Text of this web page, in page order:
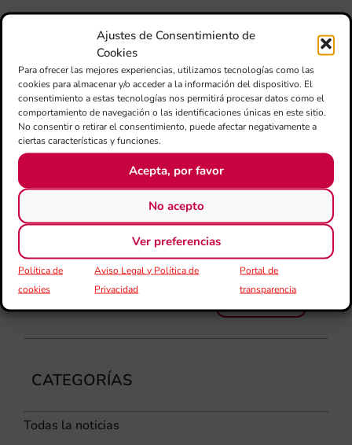
Ajustes de Consentimiento de
Cookies
Para ofrecer las mejores experiencias, utilizamos tecnologías como las
cookies para almacenar y/o acceder a la información del dispositivo. El
consentimiento a estas tecnologías nos permitirá procesar datos como el
comportamiento de navegación o las identificaciones únicas en este sitio.
No consentir o retirar el consentimiento, puede afectar negativamente a
ciertas características y funciones.
Acepta, por favor
No acepto
Ver preferencias
Política de
cookies
Aviso Legal y Política de
Privacidad
Portal de
transparencia
80
CATEGORÍAS
Todas la noticias